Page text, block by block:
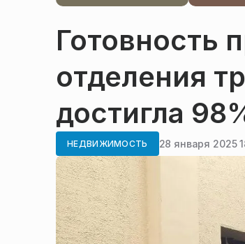
Готовность
отделения
достигла
НЕДВИЖИМОСТЬ 28 января 2025